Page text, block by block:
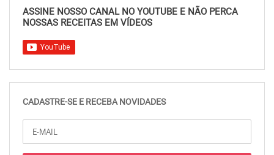
ASSINE NOSSO CANAL NO YOUTUBE E NÃO PERCA
NOSSAS RECEITAS EM VÍDEOS
CADASTRE-SE E RECEBA NOVIDADES